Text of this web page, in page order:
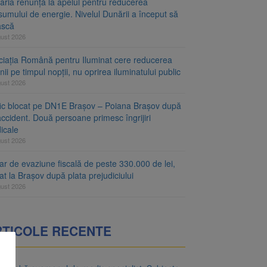
de energie. Nivelul Dunării a început să
2026
Română pentru Iluminat cere reducerea
pe timpul nopții, nu oprirea iluminatului public
2026
blocat pe DN1E Brașov – Poiana Brașov după
Două persoane primesc îngrijiri
2026
de evaziune fiscală de peste 330.000 de lei,
la Brașov după plata prejudiciului
2026
RECENTE